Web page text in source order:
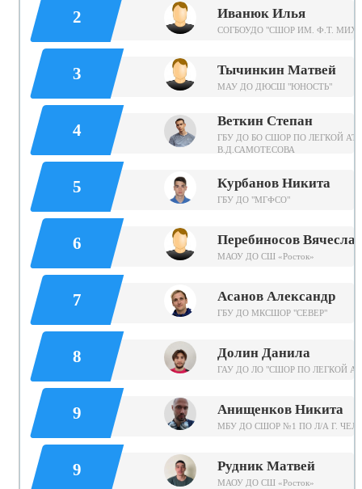
2 Иванюк Илья
СОГБОУДО "СШОР ИМ. Ф.Т.
3 Тычинкин Матвей
МАУ ДО ДЮСШ "ЮНОСТЬ"
4 Веткин Степан
ГБУ ДО БО СШОР ПО ЛЕГКОЙ
В.Д.САМОТЕСОВА
5 Курбанов Никита
ГБУ ДО "МГФСО"
6 Перебиносов Вячеслав
МАОУ ДО СШ «Росток»
7 Асанов Александр
ГБУ ДО МКСШОР "СЕВЕР"
8 Долин Данила
ГАУ ДО ЛО "СШОР ПО ЛЕГКОЙ
9 Анищенков Никита
МБУ ДО СШОР №1 ПО Л/А Г.
9 Рудник Матвей
МАОУ ДО СШ «Росток»